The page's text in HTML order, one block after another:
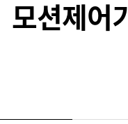
모션제어기